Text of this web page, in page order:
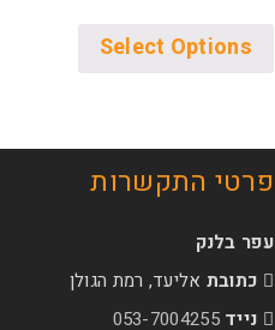
Select Options
פרטי התקשרות
עפר בלנק
כתובת אליעד, רמת הגולן
נייד 053-7004255